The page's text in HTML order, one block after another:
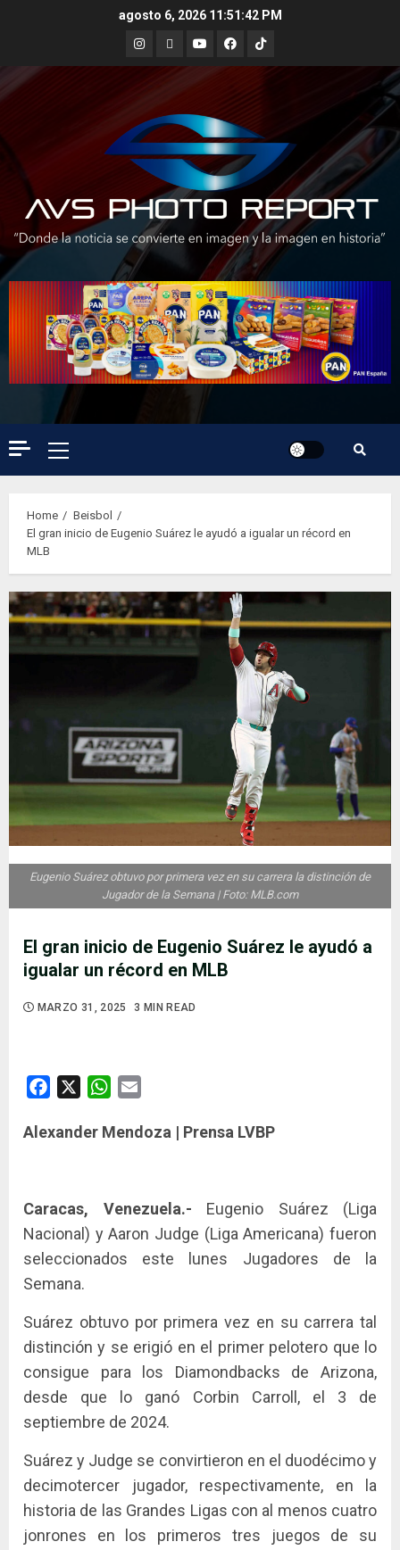
agosto 6, 2026 11:51:43 PM
Instagram
X YoutubeFacebook
TikTok
Primary
Menu
Home
Beisbol
El gran inicio de Eugenio Suárez le ayudó a igualar un récord en
MLB
El gran inicio de Eugenio Suárez le ayudó a
igualar un récord en MLB
MARZO 31, 2025 3 MIN READ
Eugenio Suárez obtuvo por primera vez en su carrera la distinción de
Jugador de la Semana | Foto: MLB.com
Facebook WhatsApp
Alexander Mendoza | Prensa LVBP
Caracas, Venezuela.- Eugenio Suárez (Liga
Nacional) y Aaron Judge (Liga Americana) fueron
seleccionados este lunes Jugadores de la
Semana.
Suárez obtuvo por primera vez en su carrera tal
distinción y se erigió en el primer pelotero que lo
consigue para los Diamondbacks de Arizona,
desde que lo ganó Corbin Carroll, el 3 de
septiembre de 2024.
Suárez y Judge se convirtieron en el duodécimo y
decimotercer jugador, respectivamente, en la
historia de las Grandes Ligas con al menos cuatro
jonrones en los primeros tres juegos de su